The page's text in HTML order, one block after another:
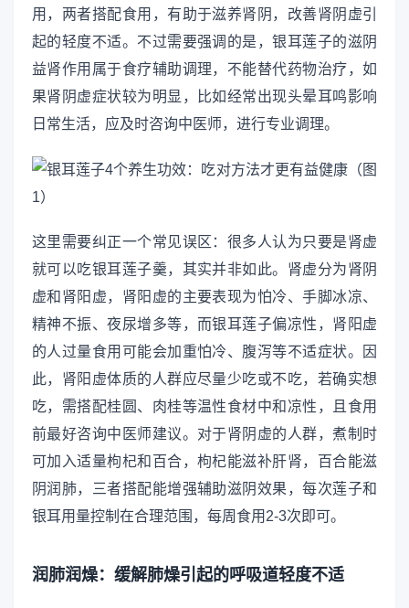
用，两者搭配食用，有助于滋养肾阴，改善肾阴虚引
起的轻度不适。不过需要强调的是，银耳莲子的滋阴
益肾作用属于食疗辅助调理，不能替代药物治疗，如
果肾阴虚症状较为明显，比如经常出现头晕耳鸣影响
日常生活，应及时咨询中医师，进行专业调理。
这里需要纠正一个常见误区：很多人认为只要是肾虚
就可以吃银耳莲子羹，其实并非如此。肾虚分为肾阴
虚和肾阳虚，肾阳虚的主要表现为怕冷、手脚冰凉、
精神不振、夜尿增多等，而银耳莲子偏凉性，肾阳虚
的人过量食用可能会加重怕冷、腹泻等不适症状。因
此，肾阳虚体质的人群应尽量少吃或不吃，若确实想
吃，需搭配桂圆、肉桂等温性食材中和凉性，且食用
前最好咨询中医师建议。对于肾阴虚的人群，煮制时
可加入适量枸杞和百合，枸杞能滋补肝肾，百合能滋
阴润肺，三者搭配能增强辅助滋阴效果，每次莲子和
银耳用量控制在合理范围，每周食用2-3次即可。
润肺润燥：缓解肺燥引起的呼吸道轻度不适